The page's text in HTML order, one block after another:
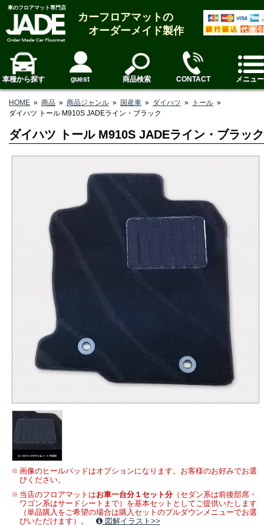
車のフロアマット専門店
カーフロアマットの
オーダーメイド製作
車種から探す guest 商品検索 CONTACT メニュー
HOME » 商品 » 商品ジャンル » 国産車 » ダイハツ » トール »
ダイハツ トール M910S JADEライン・ブラック
ダイハツ トール M910S JADEライン・ブラック
画像のヒールパッドはオプションになります。お客様のお好みでお選
びください。
当店のフロアマットはお車一台分１セット分（セダン系は前後部席・
ワゴン系はサードシートまで）を基本セットとしてご提供いたします
（単品購入をご希望の場合は購入セットのプルダウンメニューでお選
びいただけます）。
図解イラスト>>